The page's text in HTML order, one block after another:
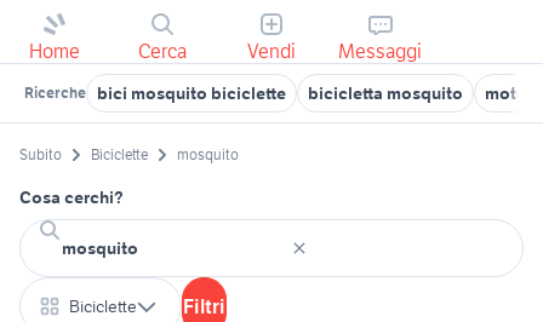
Home Cerca Vendi Messaggi
Ricerche bici mosquito biciclette bicicletta mosquito
Subito Biciclette mosquito
Cosa cerchi?
Biciclette Filtri